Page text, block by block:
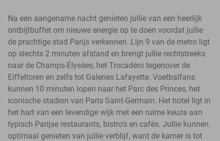
Na een aangename nacht genieten jullie van een heerlijk
ontbijtbuffet om nieuwe energie op te doen voordat jullie
de prachtige stad Parijs verkennen. Lijn 9 van de metro ligt
op slechts 2 minuten afstand en brengt jullie rechtstreeks
naar de Champs-Élysées, het Trocadéro tegenover de
Eiffeltoren en zelfs tot Galeries Lafayette. Voetbalfans
kunnen 10 minuten lopen naar het Parc des Princes, het
iconische stadion van Paris Saint-Germain. Het hotel ligt in
het hart van een levendige wijk met een ruime keuze aan
typisch Parijse restaurants, bistro's en cafés. Jullie kunnen
optimaal genieten van jullie verblijf, want de kamer is tot